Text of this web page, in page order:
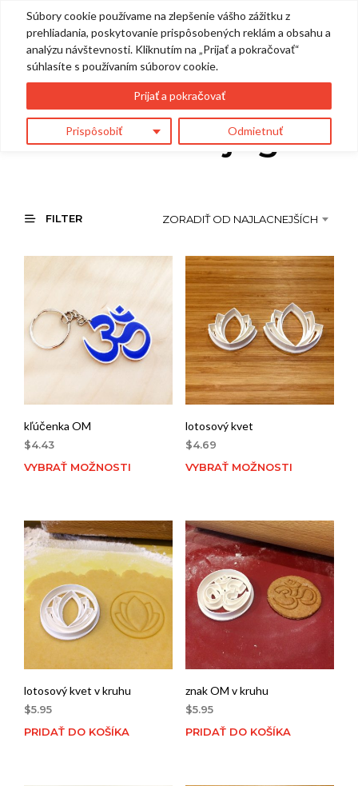
Súbory cookie používame na zlepšenie vášho zážitku z
prehliadania, poskytovanie prispôsobených reklám a obsahu a
analýzu návštevnosti. Kliknutím na „Prijať a pokračovať“
súhlasíte s používaním súborov cookie.
Prispôsobiť Odmietnuť
Prijať a pokračovať
0
Výsledky
hľadania: “joga”
FILTER ZORADIŤ OD NAJLACNEJŠÍCH
kľúčenka OM
$4.43
VYBRAŤ MOŽNOSTI
lotosový kvet
$4.69
VYBRAŤ MOŽNOSTI
lotosový kvet v kruhu
$5.95
PRIDAŤ DO KOŠÍKA
znak OM v kruhu
$5.95
PRIDAŤ DO KOŠÍKA